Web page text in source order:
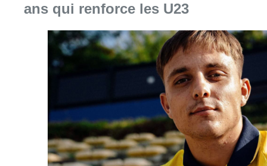
ans qui renforce les U23